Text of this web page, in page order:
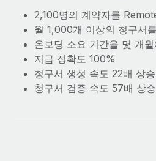
글로벌 인재 이동 및 전근
직원 해외 이전을 간편하게 처리
복리후생
손쉬운 직원 복리후생 관리
계약직 관리와 급여 업무를 위
트너십을 맺은 Reverse Tech
Reverse Tech 한눈에 보기 건강 및
Tech는 Remote와 파트너십을 맺고
급여 관리를 통해 국제 노동법...
세금
블로그 둘러보기
블로그
2,100명의 계약자를
월 1,000개 이상의 청구서
온보딩 소요 기간을 몇 개
지급 정확도 100%
청구서 생성 속도 22배 상승
청구서 검증 속도 57배 상승